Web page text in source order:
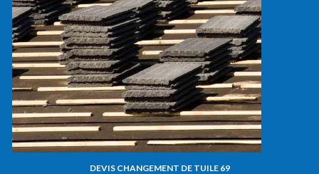
DEVIS CHANGEMENT DE TUILE 69